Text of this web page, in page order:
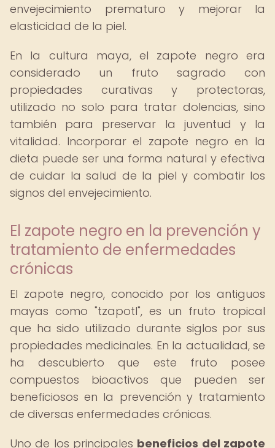
envejecimiento prematuro y mejorar la
elasticidad de la piel.
En la cultura maya, el zapote negro era
considerado un fruto sagrado con
propiedades curativas y protectoras,
utilizado no solo para tratar dolencias, sino
también para preservar la juventud y la
vitalidad. Incorporar el zapote negro en la
dieta puede ser una forma natural y efectiva
de cuidar la salud de la piel y combatir los
signos del envejecimiento.
El zapote negro en la prevención y
tratamiento de enfermedades
crónicas
El zapote negro, conocido por los antiguos
mayas como "tzapotl", es un fruto tropical
que ha sido utilizado durante siglos por sus
propiedades medicinales. En la actualidad, se
ha descubierto que este fruto posee
compuestos bioactivos que pueden ser
beneficiosos en la prevención y tratamiento
de diversas enfermedades crónicas.
Uno de los principales beneficios del zapote